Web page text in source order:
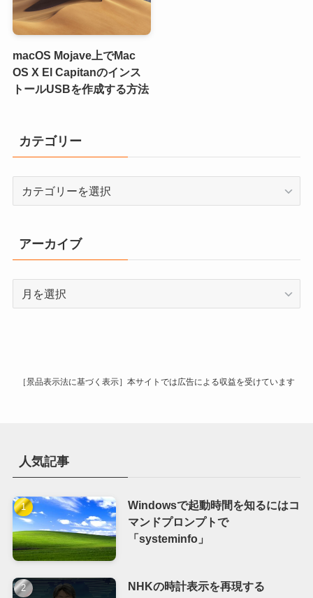
macOS Mojave上でMac
OS X El Capitanのインス
トールUSBを作成する方法
カテゴリー
リ
ー
アーカイブ
［景品表示法に基づく表示］本サイトでは広告による収益を受けています
人気記事
Windowsで起動時間を知るにはコ
マンドプロンプトで
「systeminfo」
NHKの時計表示を再現する